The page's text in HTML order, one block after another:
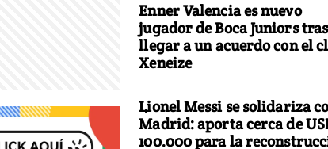
Enner Valencia es nuevo
jugador de Boca Juniors tras
llegar a un acuerdo con el
Xeneize
Lionel Messi se solidariza
Madrid: aporta cerca de
100.000 para la